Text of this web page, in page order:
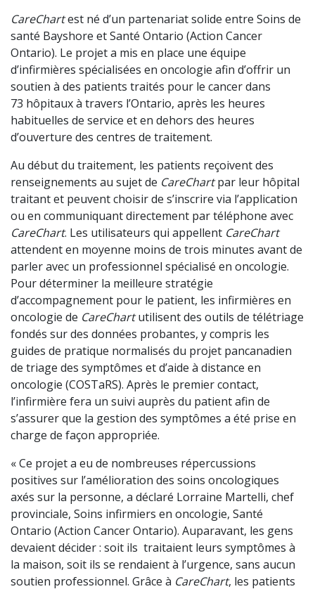
CareChartest né d’un partenariat solide entre Soins de
santé Bayshore et Santé Ontario (Action Cancer
Ontario). Le projet a mis en place une équipe
d’infirmières spécialisées en oncologie afin d’offrir un
soutien à des patients traités pour le cancer dans
73 hôpitaux à travers l’Ontario, après les heures
habituelles de service et en dehors des heures
d’ouverture des centres de traitement.
Au début du traitement, les patients reçoivent des
renseignements au sujet de CareChartpar leur hôpital
traitant et peuvent choisir de s’inscrire via l’application
ou en communiquant directement par téléphone avec
CareChart. Les utilisateurs qui appellent CareChart
attendent en moyenne moins de trois minutes avant de
parler avec un professionnel spécialisé en oncologie.
Pour déterminer la meilleure stratégie
d’accompagnement pour le patient, les infirmières en
oncologie de CareChartutilisent des outils de télétriage
fondés sur des données probantes, y compris les
guides de pratique normalisés du projet pancanadien
de triage des symptômes et d’aide à distance en
oncologie (COSTaRS). Après le premier contact,
l’infirmière fera un suivi auprès du patient afin de
s’assurer que la gestion des symptômes a été prise en
charge de façon appropriée.
« Ce projet a eu de nombreuses répercussions
positives sur l’amélioration des soins oncologiques
axés sur la personne, a déclaré Lorraine Martelli, chef
provinciale, Soins infirmiers en oncologie, Santé
Ontario (Action Cancer Ontario). Auparavant, les gens
devaient décider : soit ils traitaient leurs symptômes à
la maison, soit ils se rendaient à l’urgence, sans aucun
soutien professionnel. Grâce à CareChart, les patients